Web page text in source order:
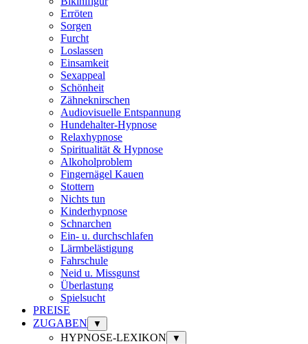
Erröten
Sorgen
Furcht
Loslassen
Einsamkeit
Sexappeal
Schönheit
Zähneknirschen
Audiovisuelle Entspannung
Hundehalter-Hypnose
Relaxhypnose
Spiritualität & Hypnose
Alkoholproblem
Fingernägel Kauen
Stottern
Nichts tun
Kinderhypnose
Schnarchen
Ein- u. durchschlafen
Lärmbelästigung
Fahrschule
Neid u. Missgunst
Überlastung
Spielsucht
PREISE
ZUGABEN
▼
HYPNOSE-LEXIKON ▼